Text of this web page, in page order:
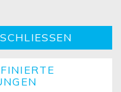
FIAI Handels GmbH All